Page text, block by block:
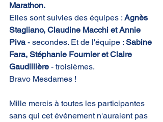
Marathon.
Elles sont suivies des équipes : Agnès
Stagliano, Claudine Macchi et Annie
Piva - secondes. Et de l'équipe : Sabine
Fara, Stéphanie Fournier et Claire
Gaudillière - troisièmes.
Bravo Mesdames !
Mille mercis à toutes les participantes
sans qui cet événement n'auraient pas